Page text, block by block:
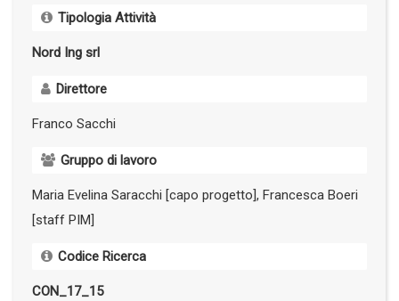
Tipologia Attività
Nord Ing srl
Direttore
Franco Sacchi
Gruppo di lavoro
Maria Evelina Saracchi [capo progetto], Francesca Boeri
[staff PIM]
Codice Ricerca
CON_17_15